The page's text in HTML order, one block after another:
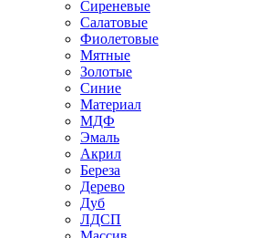
Сиреневые
Салатовые
Фиолетовые
Мятные
Золотые
Синие
Материал
МДФ
Эмаль
Акрил
Береза
Дерево
Дуб
ЛДСП